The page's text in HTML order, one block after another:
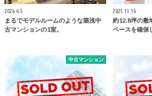
2026.6.5
まるでモデルルームのような築浅中
古マンションの1室。
2025.11.16
約12.8坪の敷
ペースを確保
中古マンション